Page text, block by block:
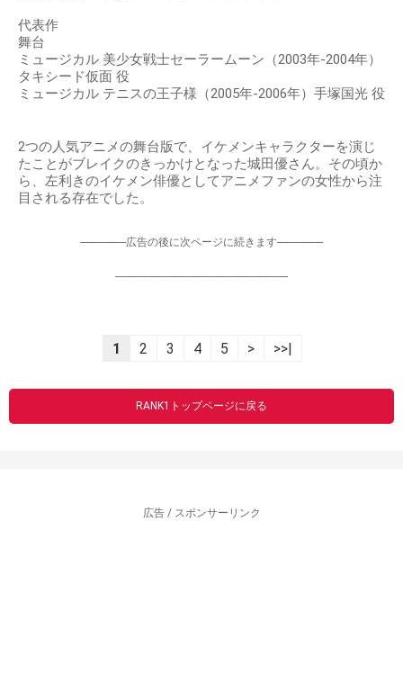
代表作
舞台
ミュージカル 美少女戦士セーラームーン（2003年-2004年）
タキシード仮面 役
ミュージカル テニスの王子様（2005年-2006年）手塚国光 役
2つの人気アニメの舞台版で、イケメンキャラクターを演じ
たことがブレイクのきっかけとなった城田優さん。その頃か
ら、左利きのイケメン俳優としてアニメファンの女性から注
目される存在でした。
-----------------広告の後に次ページに続きます-----------------
----------------------------------------------------------------
1 2 3 4 5 > >>|
RANK1トップページに戻る
広告 / スポンサーリンク